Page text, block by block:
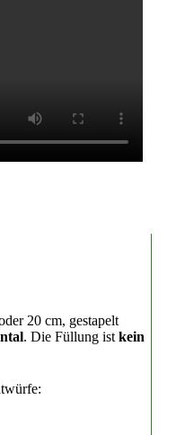
20 cm, gestapelt
. Die Füllung ist kein